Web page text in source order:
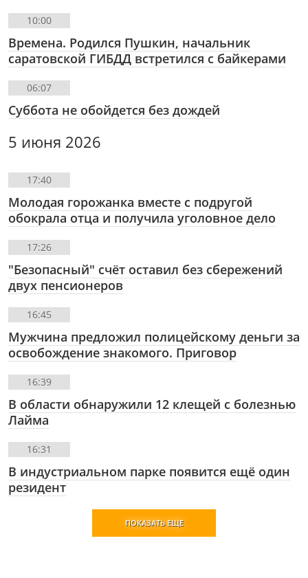
10:00
Времена. Родился Пушкин, начальник
саратовской ГИБДД встретился с байкерами
06:07
Суббота не обойдется без дождей
5 июня 2026
17:40
Молодая горожанка вместе с подругой
обокрала отца и получила уголовное дело
17:26
"Безопасный" счёт оставил без сбережений
двух пенсионеров
16:45
Мужчина предложил полицейскому деньги за
освобождение знакомого. Приговор
16:39
В области обнаружили 12 клещей с болезнью
Лайма
16:31
В индустриальном парке появится ещё один
резидент
ПОКАЗАТЬ ЕЩЕ